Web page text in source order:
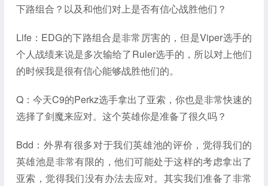
下路组合？以及和他们对上是否有信心战胜他们？
Life：EDG的下路组合是非常厉害的，但是Viper选手的
个人战绩来说是多次输给了Ruler选手的，所以对上他们
的时候我是很有信心能够战胜他们的。
Q：今天C9的Perkz选手拿出了亚索，你也是非常快速的
选择了剑魔来应对。这个英雄你是准备了很久吗？
Bdd：外界有很多对于我们英雄池的评价，觉得我们的
英雄池是非常有限的，他们可能处于这样的考虑拿出了
亚索，觉得我们没有办法去应对。其实我们准备了非常